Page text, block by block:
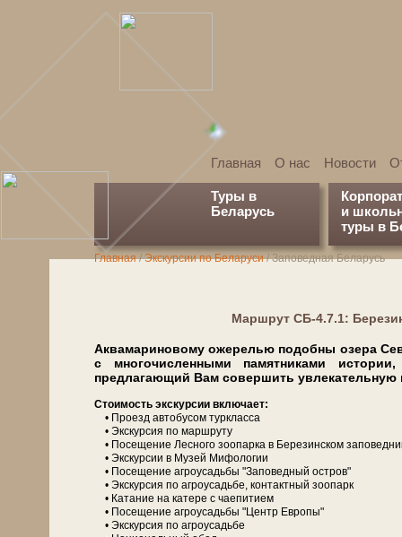
Главная О нас Новости
Туры в
Беларусь
и
туры в
Главная/Экскурсии по Беларуси/Заповедная Беларусь
Марш­рут СБ-4.7.1:
Аквамариновому ожерелью по­доб­ны озе­ра
с мно­го­чис­лен­ны­ми па­мят­ни­ка­ми
предлагающий Вам со­вер­шить увлекательную
Сто­и­мость экс­кур­сии вклю­ча­ет:
• Проезд ав­то­бу­сом турк­лас­са
• Экс­кур­сия по марш­ру­ту
• По­се­ще­ние Лесного зоопарка в Бе­ре­зин­ском
• Экскурсии в Музей Мифологии
• По­се­ще­ние агроусадьбы "За­по­вед­ный ост­ров"
• Экс­кур­сия по аг­ро­усадь­бе, контактный зоопарк
• Ка­та­ние на катере с чаепитием
• По­се­ще­ние агроусадьбы "Центр Ев­ро­пы"
• Экс­кур­сия по аг­ро­усадь­бе